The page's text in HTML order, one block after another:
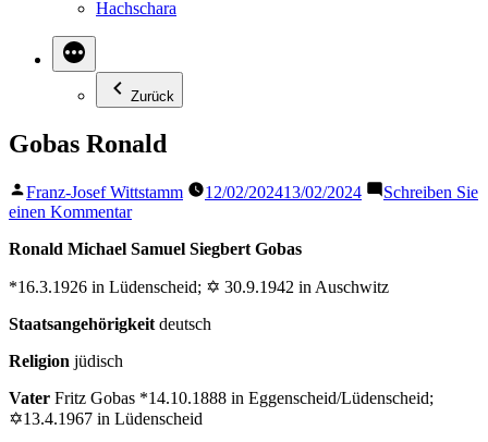
Hachschara
Zurück
Gobas Ronald
Veröffentlicht
von
Franz-Josef Wittstamm 12/02/202413/02/2024
Schreiben Sie
einen Kommentarzu
Ronald
Ronald Michael Samuel Siegbert Gobas
*16.3.1926 in Lüdenscheid; ✡ 30.9.1942 in Auschwitz
Staatsangehörigkeit deutsch
Religion jüdisch
Vater Fritz Gobas *14.10.1888 in Eggenscheid/Lüdenscheid;
✡13.4.1967 in Lüdenscheid